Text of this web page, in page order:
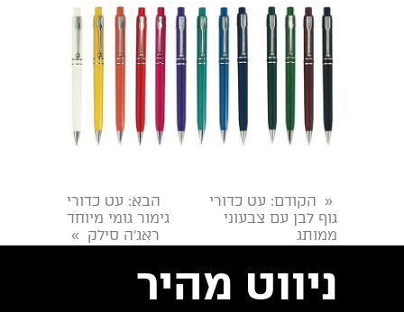
« הקודם: עט כדורי
גוף לבן עם צבעוני
ממותג
הבא: עט כדורי
גימור גומי מיוחד
ראג’ה סילק
»
ניווט מהיר